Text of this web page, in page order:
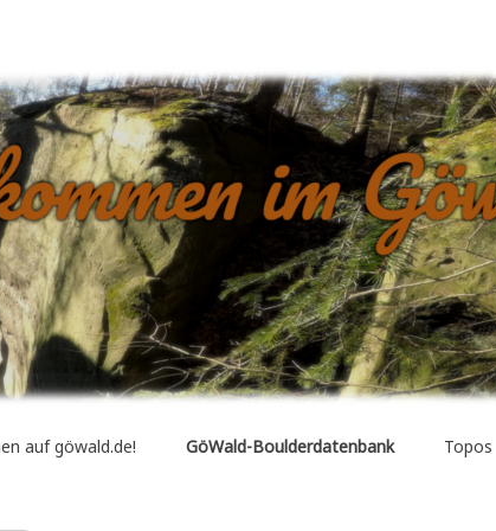
Seilklettern, Neuerschließungen, Boulder-Datenbank, etc….
auf göwald.de! GöWald-Boulderdatenbank Topos